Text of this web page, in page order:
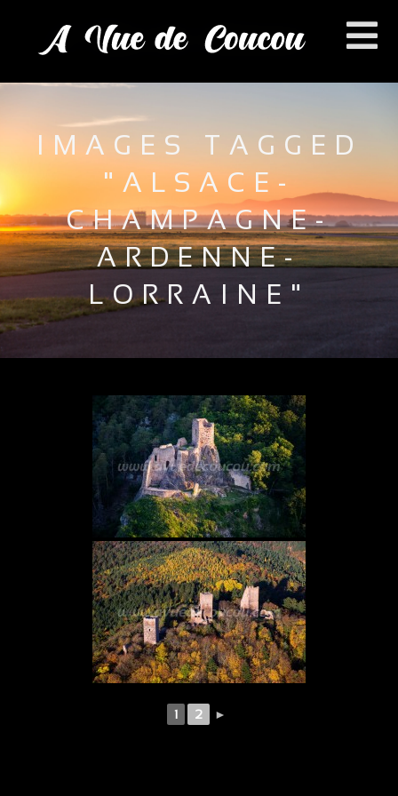
IMAGES TAGGED
"ALSACE-
CHAMPAGNE-
ARDENNE-
LORRAINE"
1 2 ►